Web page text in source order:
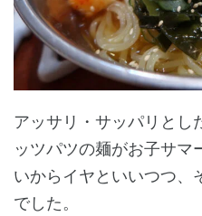
アッサリ・サッパリとし
ッツパツの麺がお子サマ
いからイヤといいつつ、
でした。